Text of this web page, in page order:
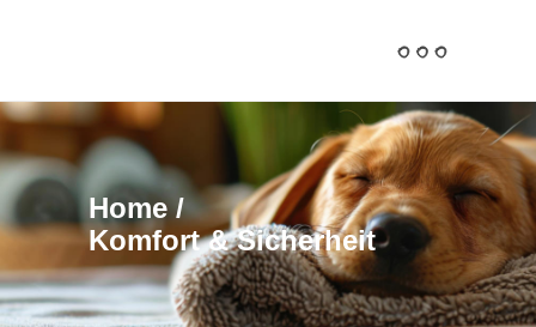
Home/
Komfort & Sicherheit